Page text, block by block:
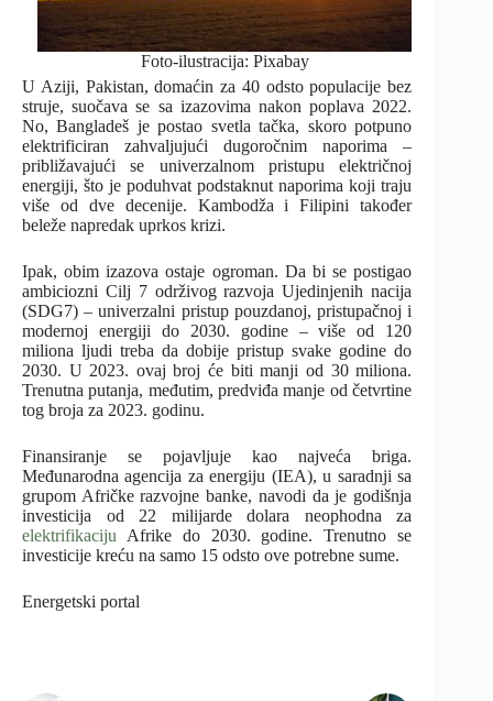
Foto-ilustracija: Pixabay
U Aziji, Pakistan, domaćin za 40 odsto populacije bez
struje, suočava se sa izazovima nakon poplava 2022.
No, Bangladeš je postao svetla tačka, skoro potpuno
elektrificiran zahvaljujući dugoročnim naporima –
približavajući se univerzalnom pristupu električnoj
energiji, što je poduhvat podstaknut naporima koji traju
više od dve decenije. Kambodža i Filipini također
beleže napredak uprkos krizi.
Ipak, obim izazova ostaje ogroman. Da bi se postigao
ambiciozni Cilj 7 održivog razvoja Ujedinjenih nacija
(SDG7) – univerzalni pristup pouzdanoj, pristupačnoj i
modernoj energiji do 2030. godine – više od 120
miliona ljudi treba da dobije pristup svake godine do
2030. U 2023. ovaj broj će biti manji od 30 miliona.
Trenutna putanja, međutim, predviđa manje od četvrtine
tog broja za 2023. godinu.
Finansiranje se pojavljuje kao najveća briga.
Međunarodna agencija za energiju (IEA), u saradnji sa
grupom Afričke razvojne banke, navodi da je godišnja
investicija od 22 milijarde dolara neophodna za
elektrifikaciju Afrike do 2030. godine. Trenutno se
investicije kreću na samo 15 odsto ove potrebne sume.
Energetski portal